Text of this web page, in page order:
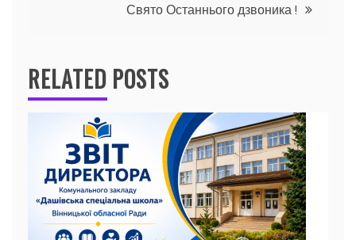
Свято Останнього дзвоника !
RELATED POSTS